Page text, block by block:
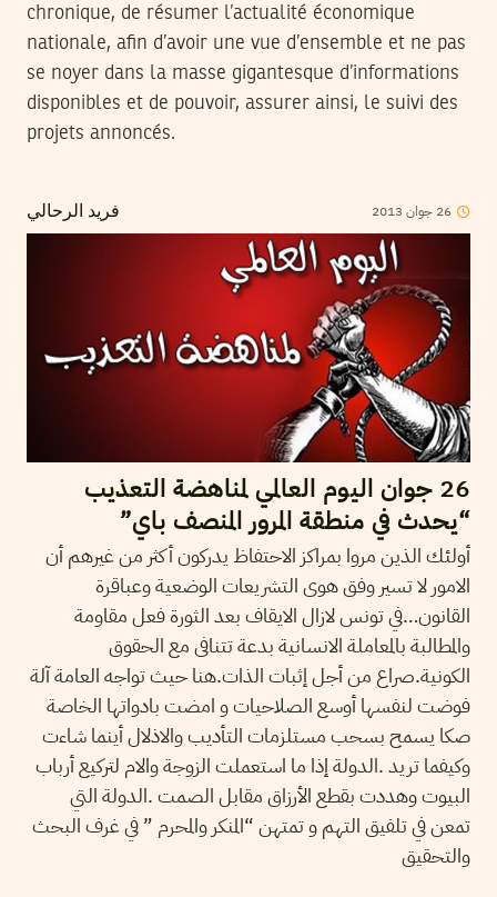
chronique, de résumer l’actualité économique
nationale, afin d’avoir une vue d’ensemble et ne pas
se noyer dans la masse gigantesque d’informations
disponibles et de pouvoir, assurer ainsi, le suivi des
projets annoncés.
فريد الرحالي 26 جوان 2013
26 جوان اليوم العالمي لمناهضة التعذيب
“يحدث في منطقة المرور المنصف باي”
أولئك الذين مروا بمراكز الاحتفاظ يدركون أكثر من غيرهم أن
الامور لا تسير وفق هوى التشريعات الوضعية وعباقرة
القانون…في تونس لازال الايقاف بعد الثورة فعل مقاومة
والمطالبة بالمعاملة الانسانية بدعة تتنافى مع الحقوق
الكونية.صراع من أجل إثبات الذات.هنا حيث تواجه العامة آلة
فوضت لنفسها أوسع الصلاحيات و امضت بادواتها الخاصة
صكا يسمح بسحب مستلزمات التأديب والاذلال أينما شاءت
وكيفما تريد .الدولة إذا ما استعملت الزوجة والام لتركيع أرباب
البيوت وهددت بقطع الأرزاق مقابل الصمت .الدولة التي
تمعن في تلفيق التهم و تمتهن “المنكر والمحرم ” في غرف البحث
والتحقيق